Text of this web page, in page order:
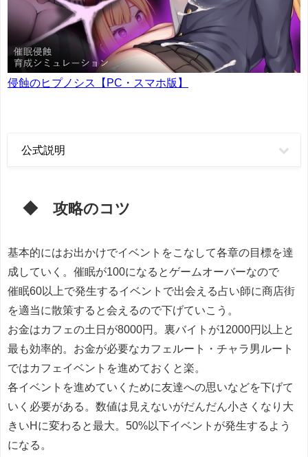
侵蝕のヒプノシス【PC・スマホ版】
公式説明
◆ 攻略のコツ
基本的にはお出かけでイベントをこなして各章の目標を達
成していく。催眠が100になるとゲームオーバーなので
催眠60以上で発生するイベントで出会える占い師に商店街
を適当に散策すると会えるので下げていこう。
お金はカフェの土日が8000円。裏バイトが12000円以上と
最も効率的。お金が必要なカフェルート・チャラ男ルート
ではカフェイベントを進めておくと楽。
各イベントを進めていくために友達への思いなどを下げて
いく必要がある。数値は見えないがだんだん小さくなり大
きいHに変わると最大。50%以下イベントが発生するよう
になる。